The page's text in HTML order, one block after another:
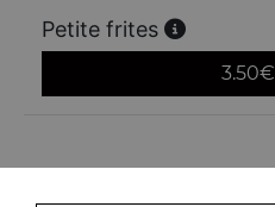
Petite frites
3.50€